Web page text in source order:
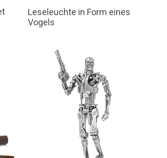
Leseleuchte in Form eines
Vogels